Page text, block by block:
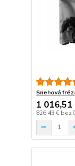
Snehová
1 016,51
826,43 € bez